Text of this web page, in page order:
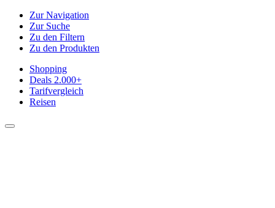
Zur Navigation
Zur Suche
Zu den Filtern
Zu den Produkten
Shopping
Deals 2.000+
Tarifvergleich
Reisen